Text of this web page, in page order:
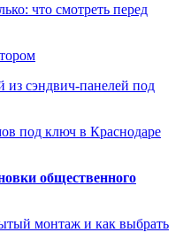
что смотреть перед
из сэндвич-панелей под
под ключ в Краснодаре
общественного
монтаж и как выбрать